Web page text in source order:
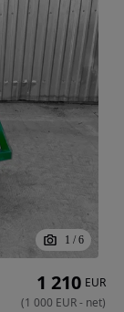
1 / 6
1 210 EUR
(1 000 EUR- net)